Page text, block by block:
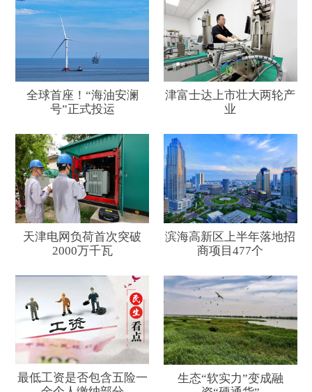
全球首座！“海油安澜
号”正式投运
津富士达上市壮大两轮产
业
天津电网负荷首次突破
2000万千瓦
滨海高新区上半年落地招
商项目477个
最低工资是否包含五险一
生态“软实力”变成融